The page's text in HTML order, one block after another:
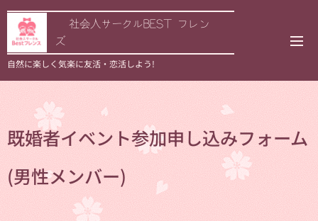
🌟社会人サークルBEST フレン
ズ
自然に楽しく気楽に友活・恋活しよう!
既婚者イベント参加申し込みフォーム
(男性メンバー)